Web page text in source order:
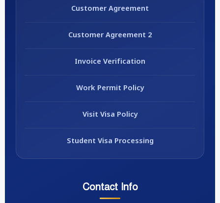
Customer Agreement
Customer Agreement 2
Invoice Verification
Work Permit Policy
Visit Visa Policy
Student Visa Processing
Contact Info